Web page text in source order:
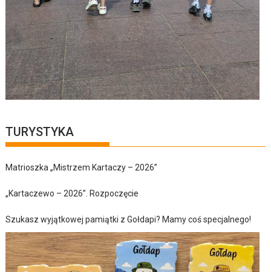
TURYSTYKA
Matrioszka „Mistrzem Kartaczy – 2026”
„Kartaczewo – 2026”. Rozpoczęcie
Szukasz wyjątkowej pamiątki z Gołdapi? Mamy coś specjalnego!